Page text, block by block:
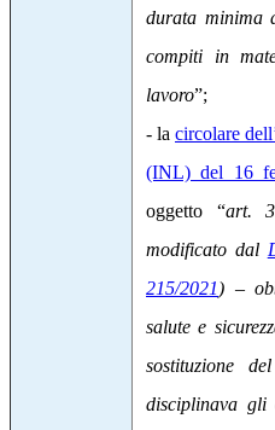
durata minima
compiti in
lavoro”;
- la circolare
(INL) del 16
oggetto “art.
modificato dal
215/2021) –
salute e
sostituzione
disciplinava